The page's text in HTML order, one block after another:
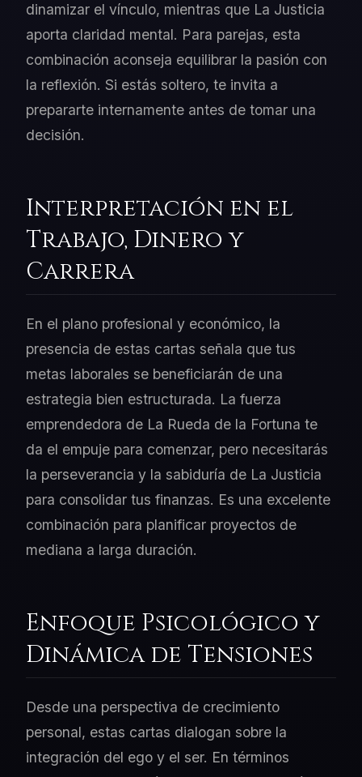
dinamizar el vínculo, mientras que La Justicia
aporta claridad mental. Para parejas, esta
combinación aconseja equilibrar la pasión con
la reflexión. Si estás soltero, te invita a
prepararte internamente antes de tomar una
decisión.
Interpretación en el
Trabajo, Dinero y
Carrera
En el plano profesional y económico, la
presencia de estas cartas señala que tus
metas laborales se beneficiarán de una
estrategia bien estructurada. La fuerza
emprendedora de La Rueda de la Fortuna te
da el empuje para comenzar, pero necesitarás
la perseverancia y la sabiduría de La Justicia
para consolidar tus finanzas. Es una excelente
combinación para planificar proyectos de
mediana a larga duración.
Enfoque Psicológico y
Dinámica de Tensiones
Desde una perspectiva de crecimiento
personal, estas cartas dialogan sobre la
integración del ego y el ser. En términos